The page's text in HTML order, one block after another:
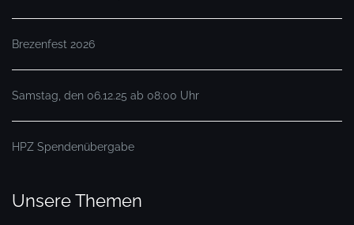
Brezenfest 2026
Samstag, den 06.12.25 ab 08:00 Uhr
HPZ Spendenübergabe
Unsere Themen